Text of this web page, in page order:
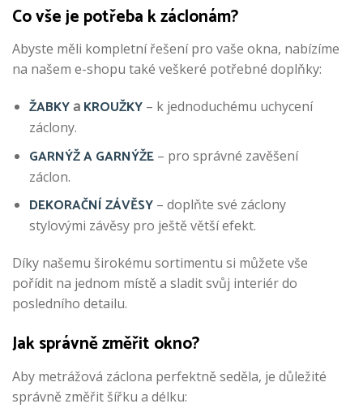
Co vše je potřeba k záclonám?
Abyste měli kompletní řešení pro vaše okna, nabízíme
na našem e-shopu také veškeré potřebné doplňky:
ŽABKYa KROUŽKY– k jednoduchému uchycení
záclony.
GARNÝŽ A GARNÝŽE – pro správné zavěšení
záclon.
DEKORAČNÍ ZÁVĚSY– doplňte své záclony
stylovými závěsy pro ještě větší efekt.
Díky našemu širokému sortimentu si můžete vše
pořídit na jednom místě a sladit svůj interiér do
posledního detailu.
Jak správně změřit okno?
Aby metrážová záclona perfektně seděla, je důležité
správně změřit šířku a délku: